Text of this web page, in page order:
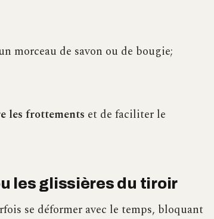
morceau de savon ou de bougie;
les frottements et de faciliter le
les glissières du tiroir
se déformer avec le temps, bloquant